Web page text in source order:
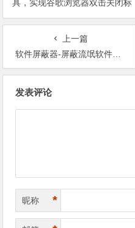
具，实现谷歌浏览器双击关闭标
签页
上一篇
软件屏蔽器-屏蔽流氓软件的安装
发表评论
昵称 *